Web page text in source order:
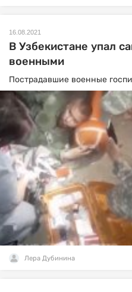
16.08.2021
В Узбекистане упал
военными
Пострадавшие военные
Лера Дубинина